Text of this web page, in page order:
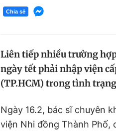
Chia sẻ
Liên tiếp nhiều trường
ngày tết phải nhập viện
(TP.HCM) trong tình
Ngày 16.2, bác sĩ chuyên
viện Nhi đồng Thành Phố,